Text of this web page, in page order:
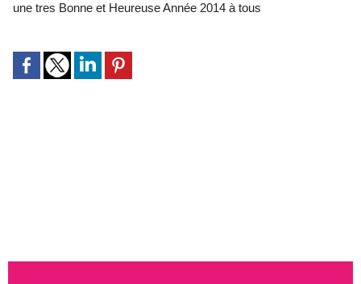
une tres Bonne et Heureuse Année 2014 à tous